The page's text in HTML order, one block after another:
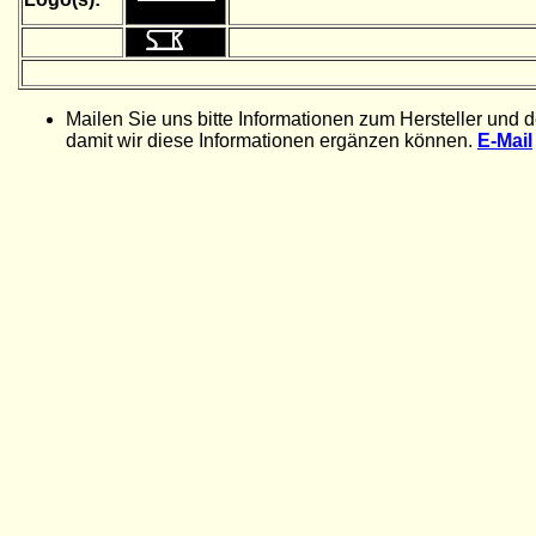
Mailen Sie uns bitte Informationen zum Hersteller und
damit wir diese Informationen ergänzen können. E-Mail